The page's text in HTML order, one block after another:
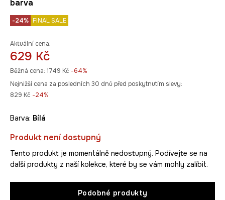
barva
-24% FINAL SALE
Aktuální cena:
629 Kč
Běžná cena: 1749 Kč -64%
Nejnižší cena za posledních 30 dnů před poskytnutím slevy:
829 Kč -24%
Barva: bílá
Produkt není dostupný
Tento produkt je momentálně nedostupný. Podívejte se na
další produkty z naší kolekce, které by se vám mohly zalíbit.
Podobné produkty